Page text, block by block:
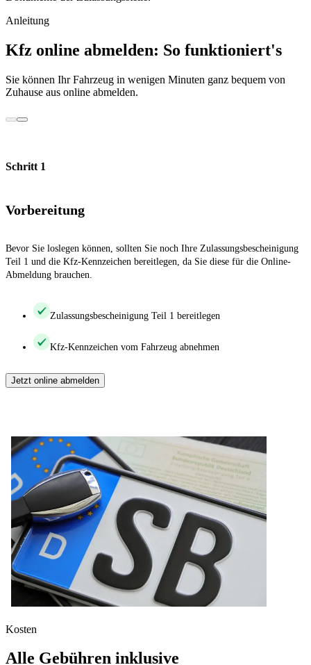
Anleitung
Kfz online abmelden: So funktioniert's
Sie können Ihr Fahrzeug in wenigen Minuten ganz bequem von
Zuhause aus online abmelden.
Schritt 1
Vorbereitung
Bevor Sie loslegen können, sollten Sie noch Ihre Zulassungsbescheinigung
Teil 1 und die Kfz-Kennzeichen bereitlegen, da Sie diese für die Online-
Abmeldung brauchen.
Zulassungsbescheinigung Teil 1 bereitlegen
Kfz-Kennzeichen vom Fahrzeug abnehmen
Jetzt online abmelden
Kosten
Alle Gebühren inklusive